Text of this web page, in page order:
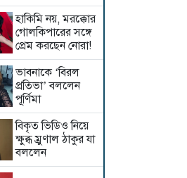
হাকিমি নয়, মরক্কোর
গোলকিপারের সঙ্গে
প্রেম করছেন নোরা!
ভাবনাকে ‘বিরল
প্রতিভা’ বললেন
পূর্ণিমা
বিকৃত ভিডিও নিয়ে
ক্ষুব্ধ ম্রুণাল ঠাকুর যা
বললেন